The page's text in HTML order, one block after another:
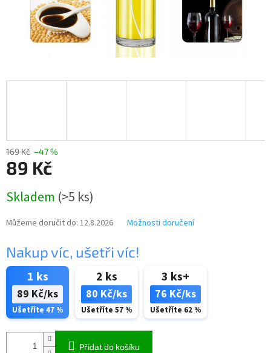
169 Kč –47 %
89 Kč
cena:
Skladem (>5 ks)
Můžeme doručit do: 12.8.2026 Možnosti doručení
Nakup víc, ušetři víc!
1 ks
89 Kč/ks
Ušetříte 47 %
2 ks
80 Kč/ks
Ušetříte 57 %
3 ks+
76 Kč/ks
Ušetříte 62 %
Přidat do košíku